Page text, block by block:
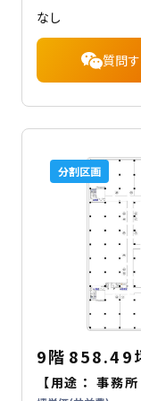
なし
質問
分割区画
9階 858.49
【用途：事務所